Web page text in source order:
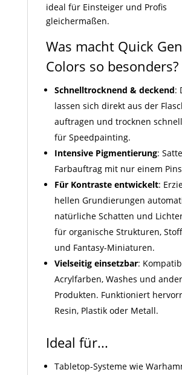
ideal für Einsteiger und Profis
gleichermaßen.
Was macht Quick Gen
Colors so besonders?
Schnelltrocknend & deckend:
lassen sich direkt aus der
auftragen und trocknen
für Speedpainting.
Intensive Pigmentierung:
Farbauftrag mit nur einem
Für Kontraste entwickelt:
hellen Grundierungen
natürliche Schatten und
für organische Strukturen,
und Fantasy-Miniaturen.
Vielseitig einsetzbar:
Acrylfarben, Washes und
Produkten. Funktioniert
Resin, Plastik oder Metall.
Ideal für...
Tabletop-Systeme wie